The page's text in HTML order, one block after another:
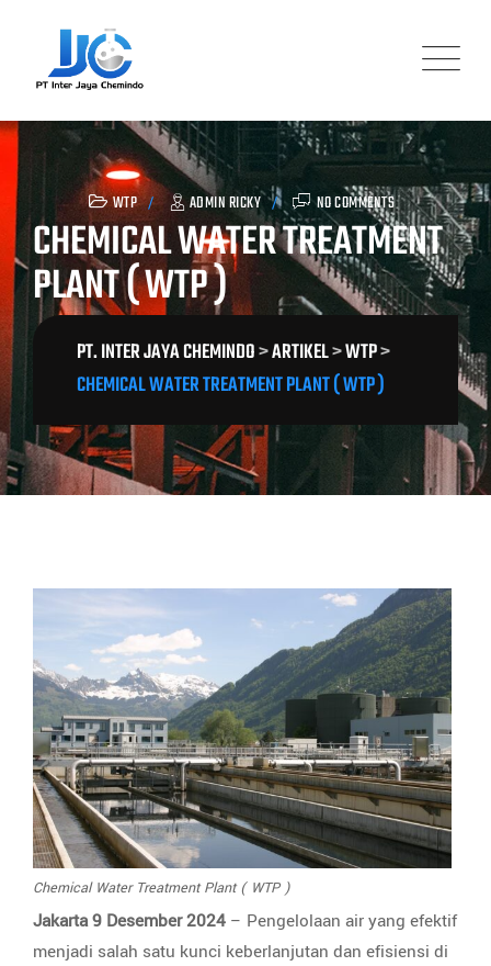
content
WTP ADMIN RICKY NO COMMENTS
CHEMICAL WATER TREATMENT
PLANT ( WTP )
PT. INTER JAYA CHEMINDO>ARTIKEL>WTP>
CHEMICAL WATER TREATMENT PLANT ( WTP )
Chemical Water Treatment Plant ( WTP )
Jakarta 9 Desember 2024 – Pengelolaan air yang efektif
menjadi salah satu kunci keberlanjutan dan efisiensi di